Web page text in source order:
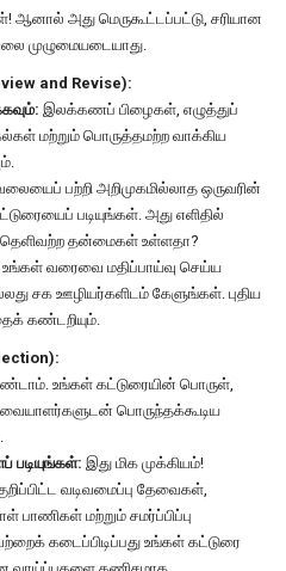
ஆனால் அது மெருகூட்டப்பட்டு, சரியான
முழுமையடையாது.
and Revise):
இலக்கணப் பிழைகள், எழுத்துப்
மற்றும் பொருத்தமற்ற வாக்கிய
பற்றி அறிமுகமில்லாத ஒருவரின்
படியுங்கள். அது எளிதில்
தெளிவற்ற தன்மைகள் உள்ளதா?
உங்கள் வரைவை மதிப்பாய்வு செய்ய
சக ஊழியர்களிடம் கேளுங்கள். புதிய
கண்டறியும்.
உங்கள் கட்டுரையின் பொருள்,
பொருந்தக்கூடிய
படியுங்கள்: இது மிக முக்கியம்!
வடிவமைப்பு தேவைகள்,
பாணிகள் மற்றும் சமர்ப்பிப்பு
கடைப்பிடிப்பது உங்கள் கட்டுரை